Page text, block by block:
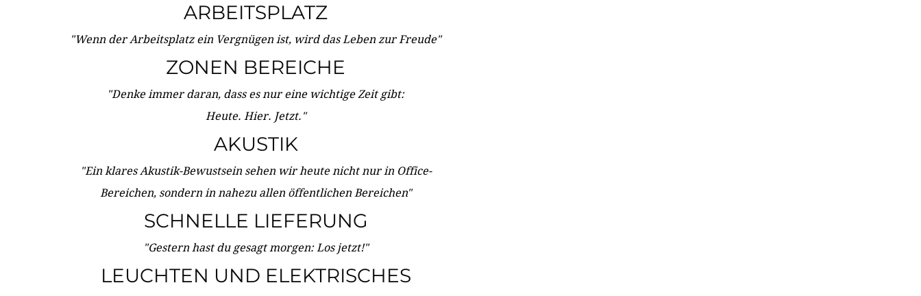
ARBEITSPLATZ
"Wenn der Arbeitsplatz ein Vergnügen ist, wird das Leben zur Freude"
ZONEN BEREICHE
"Denke immer daran, dass es nur eine wichtige Zeit gibt:
Heute. Hier. Jetzt."
AKUSTIK
"Ein klares Akustik-Bewustsein sehen wir heute nicht nur in Office-
Bereichen, sondern in nahezu allen öffentlichen Bereichen"
SCHNELLE LIEFERUNG
"Gestern hast du gesagt morgen: Los jetzt!"
LEUCHTEN UND ELEKTRISCHES